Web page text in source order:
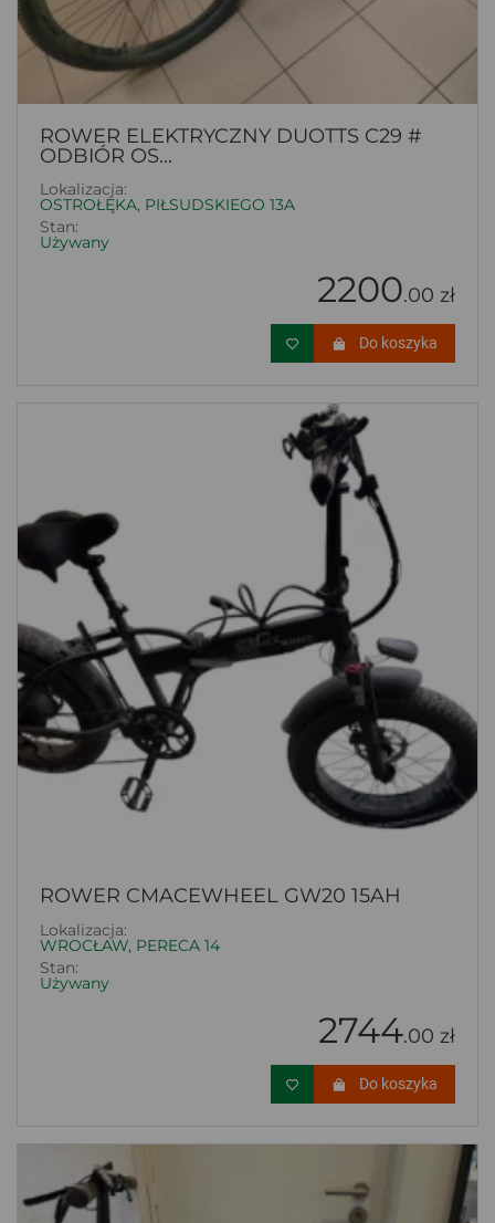
ROWER ELEKTRYCZNY DUOTTS C29 #
ODBIÓR OS...
Lokalizacja:
OSTROŁĘKA, PIŁSUDSKIEGO 13A
Stan:
Używany
2200.00 zł
Do koszyka
ROWER CMACEWHEEL GW20 15AH
Lokalizacja:
WROCŁAW, PERECA 14
Stan:
Używany
2744.00 zł
Do koszyka